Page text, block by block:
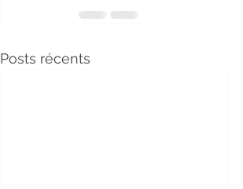
Posts récents